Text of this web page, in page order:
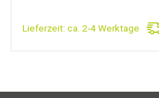
Lieferzeit: ca. 2-4 Werktage